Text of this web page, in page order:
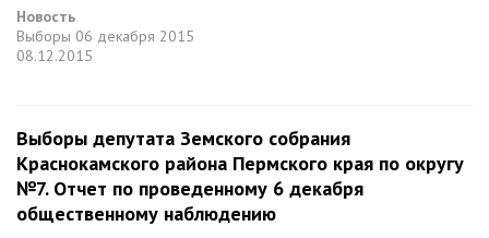
Новость
Выборы 06 декабря 2015
08.12.2015
Выборы депутата Земского собрания
Краснокамского района Пермского края по округу
№7. Отчет по проведенному 6 декабря
общественному наблюдению